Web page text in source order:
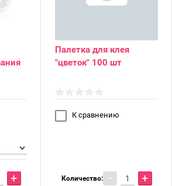
+
Палетка для клея
"цветок" 100 шт
К сравнению
Количество: − +